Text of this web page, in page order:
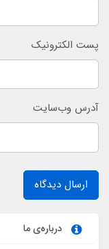
پست الکترونیک
آدرس وب‌سایت
ارسال دیدگاه
درباره‌ی ما